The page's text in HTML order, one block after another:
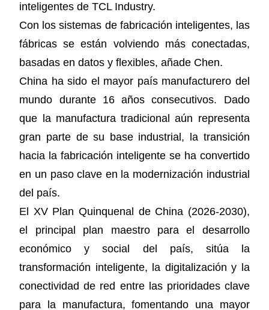
inteligentes de TCL Industry.
Con los sistemas de fabricación inteligentes, las
fábricas se están volviendo más conectadas,
basadas en datos y flexibles, añade Chen.
China ha sido el mayor país manufacturero del
mundo durante 16 años consecutivos. Dado
que la manufactura tradicional aún representa
gran parte de su base industrial, la transición
hacia la fabricación inteligente se ha convertido
en un paso clave en la modernización industrial
del país.
El XV Plan Quinquenal de China (2026-2030),
el principal plan maestro para el desarrollo
económico y social del país, sitúa la
transformación inteligente, la digitalización y la
conectividad de red entre las prioridades clave
para la manufactura, fomentando una mayor